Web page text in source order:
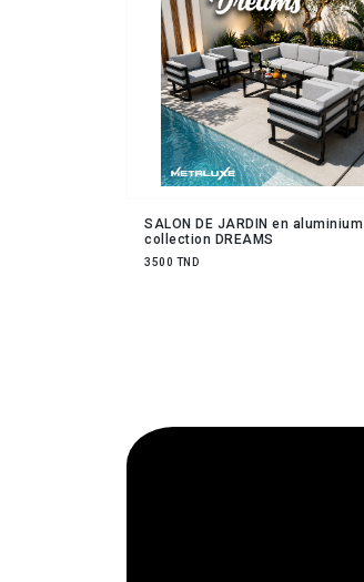
SALON DE JARDIN en aluminium
collection DREAMS
3500 TND